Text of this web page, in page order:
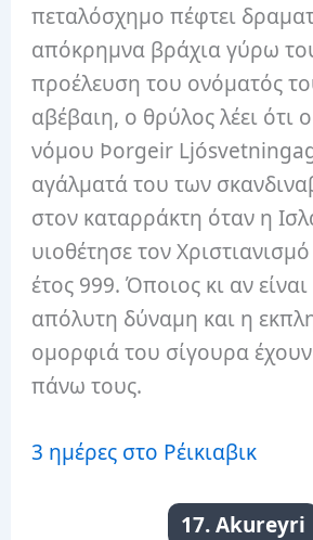
πεταλόσχημο πέφτει
απόκρημνα βράχια γύρω
προέλευση του ονόματός
αβέβαιη, ο θρύλος λέει ότι
νόμου Þorgeir
αγάλματά του των
στον καταρράκτη όταν η
υιοθέτησε τον
έτος 999. Όποιος κι αν
απόλυτη δύναμη και η
ομορφιά του σίγουρα έχουν
πάνω τους.
3 ημέρες στο Ρέικιαβικ
17. Akureyri